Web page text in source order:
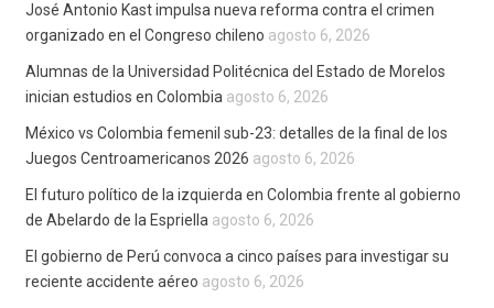
José Antonio Kast impulsa nueva reforma contra el crimen
organizado en el Congreso chileno agosto 6, 2026
Alumnas de la Universidad Politécnica del Estado de Morelos
inician estudios en Colombia agosto 6, 2026
México vs Colombia femenil sub-23: detalles de la final de los
Juegos Centroamericanos 2026 agosto 6, 2026
El futuro político de la izquierda en Colombia frente al gobierno
de Abelardo de la Espriella agosto 6, 2026
El gobierno de Perú convoca a cinco países para investigar su
reciente accidente aéreo agosto 6, 2026